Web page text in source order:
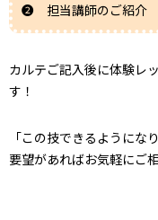
➋ 担当講師のご紹介
カルテご記入後に体験レ
す！
「この技できるように
要望があればお気軽にご